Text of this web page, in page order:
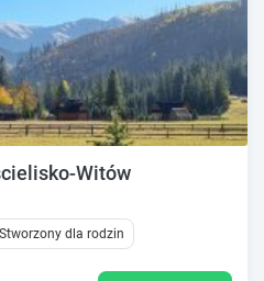
Witów
Stworzony dla rodzin